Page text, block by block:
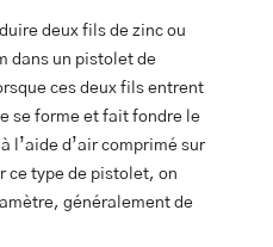
deux fils de zinc ou
dans un pistolet de
ces deux fils entrent
se forme et fait fondre le
l’aide d’air comprimé sur
ce type de pistolet, on
généralement de